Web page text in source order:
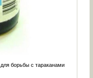
борьбы с тараканами